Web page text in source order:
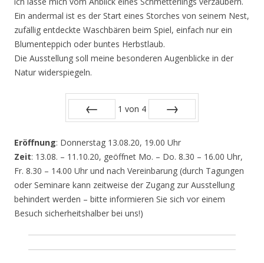
Ein andermal ist es der Start eines Storches von seinem Nest,
zufällig entdeckte Waschbären beim Spiel, einfach nur ein
Blumenteppich oder buntes Herbstlaub.
Die Ausstellung soll meine besonderen Augenblicke in der
Natur widerspiegeln.
1 von 4
Eröffnung: Donnerstag 13.08.20, 19.00 Uhr
Zeit: 13.08. – 11.10.20, geöffnet Mo. – Do. 8.30 – 16.00 Uhr,
Fr. 8.30 – 14.00 Uhr und nach Vereinbarung (durch Tagungen
oder Seminare kann zeitweise der Zugang zur Ausstellung
behindert werden – bitte informieren Sie sich vor einem
Besuch sicherheitshalber bei uns!)